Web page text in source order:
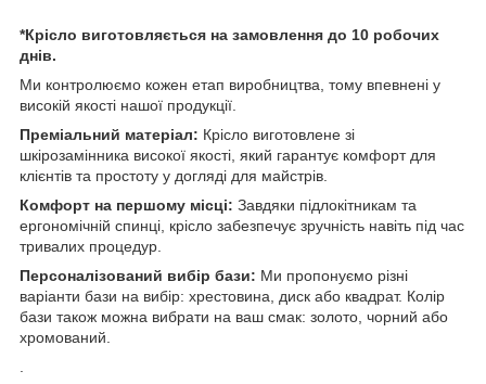
*Крісло виготовляється на замовлення до 10 робочих
днів.
Ми контролюємо кожен етап виробництва, тому впевнені у
високій якості нашої продукції.
Преміальний матеріал: Крісло виготовлене зі
шкірозамінника високої якості, який гарантує комфорт для
клієнтів та простоту у догляді для майстрів.
Комфорт на першому місці: Завдяки підлокітникам та
ергономічній спинці, крісло забезпечує зручність навіть під час
тривалих процедур.
Персоналізований вибір бази: Ми пропонуємо різні
варіанти бази на вибір: хрестовина, диск або квадрат. Колір
бази також можна вибрати на ваш смак: золото, чорний або
хромований.
.